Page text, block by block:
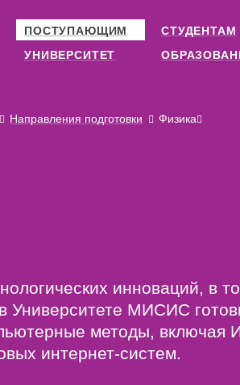
ПОСТУПАЮЩИМ
СТУДЕНТАМ
УНИВЕРСИТЕТ
Направления подготовки Физика
инноваций, в
Университете МИСИС
методы, включая
интернет-систем.